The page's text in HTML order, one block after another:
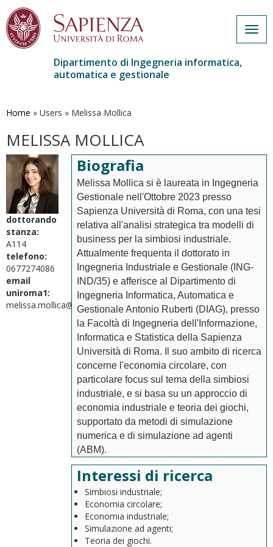
contenuto
Dipartimento di Ingegneria informatica,
automatica e gestionale
Home » Users » Melissa Mollica
MELISSA MOLLICA
dottorando
stanza:
A114
telefono:
0677274086
email
uniroma1:
melissa.mollica@uniroma1.it
Biografia
Melissa Mollica si è laureata in Ingegneria
Gestionale nell'Ottobre 2023 presso
Sapienza Università di Roma, con una tesi
relativa all'analisi strategica tra modelli di
business per la simbiosi industriale.
Attualmente frequenta il dottorato in
Ingegneria Industriale e Gestionale (ING-
IND/35) e afferisce al Dipartimento di
Ingegneria Informatica, Automatica e
Gestionale Antonio Ruberti (DIAG), presso
la Facoltà di Ingegneria dell'Informazione,
Informatica e Statistica della Sapienza
Università di Roma. Il suo ambito di ricerca
concerne l'economia circolare, con
particolare focus sul tema della simbiosi
industriale, e si basa su un approccio di
economia industriale e teoria dei giochi,
supportato da metodi di simulazione
numerica e di simulazione ad agenti
(ABM).
Interessi di ricerca
Simbiosi industriale;
Economia circolare;
Economia industriale;
Simulazione ad agenti;
Teoria dei giochi.